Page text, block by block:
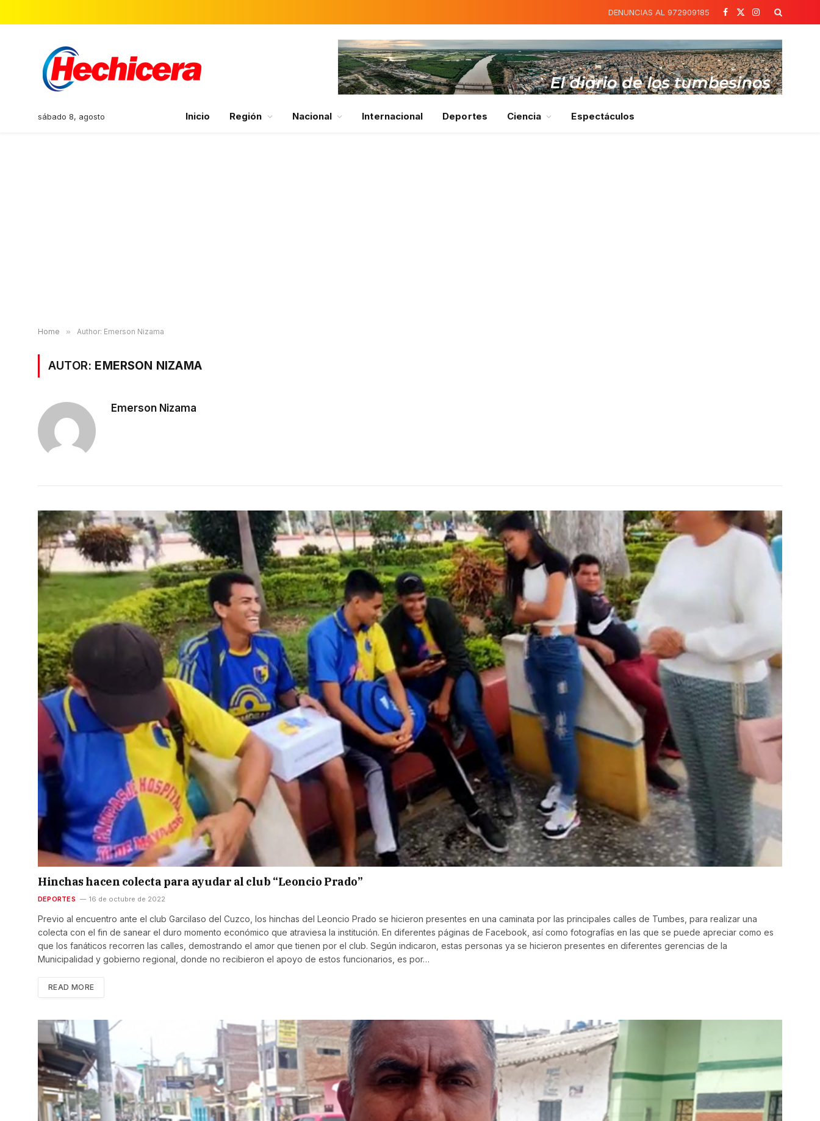
DENUNCIAS AL 972909185
Facebook
X
Instagram
sábado 8, agosto Inicio Región Nacional Internacional Deportes Ciencia Espectáculos
Home » Author: Emerson Nizama
AUTOR: EMERSON NIZAMA
Emerson Nizama
Hinchas hacen colecta para ayudar al club “Leoncio Prado”
DEPORTES 16 de octubre de 2022
Previo al encuentro ante el club Garcilaso del Cuzco, los hinchas del Leoncio Prado se hicieron presentes en una caminata por las principales calles de Tumbes, para realizar una
colecta con el fin de sanear el duro momento económico que atraviesa la institución. En diferentes páginas de Facebook, así como fotografías en las que se puede apreciar como es
que los fanáticos recorren las calles, demostrando el amor que tienen por el club. Según indicaron, estas personas ya se hicieron presentes en diferentes gerencias de la
Municipalidad y gobierno regional, donde no recibieron el apoyo de estos funcionarios, es por…
READ MORE